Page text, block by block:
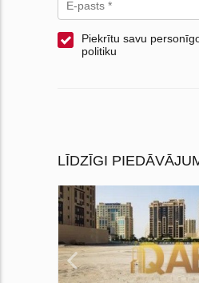
Piekrītu savu
politiku
LĪDZĪGI